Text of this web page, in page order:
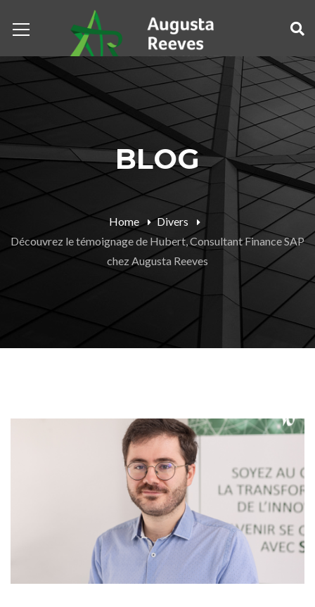
BLOG
Home
Divers
Découvrez le témoignage de Hubert, Consultant Finance SAP
chez Augusta Reeves